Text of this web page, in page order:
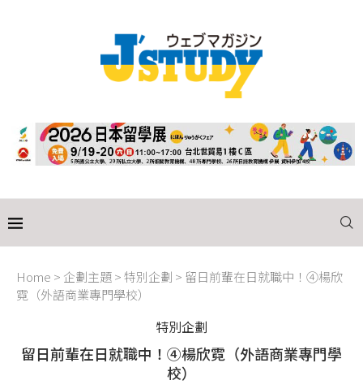
Home > 企劃主題>特別企劃 > 留日前輩在日就職中！④楊欣
霓（外語商業專門學校）
特別企劃
留日前輩在日就職中！④楊欣霓（外語商業專門學
校）